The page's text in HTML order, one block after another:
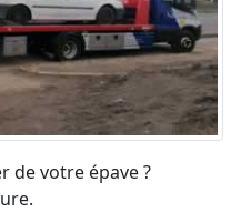
de votre épave ?